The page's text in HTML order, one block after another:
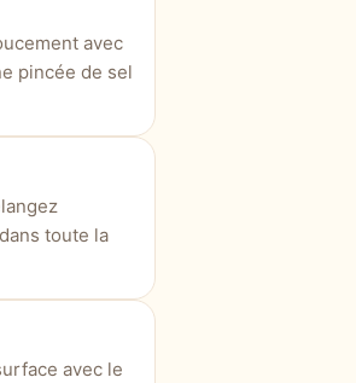
avec
pincée de sel
toute la
avec le